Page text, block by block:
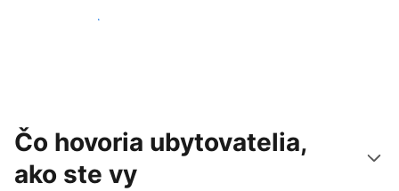
Osloviť nových hostí
Čo hovoria ubytovatelia,
ako ste vy